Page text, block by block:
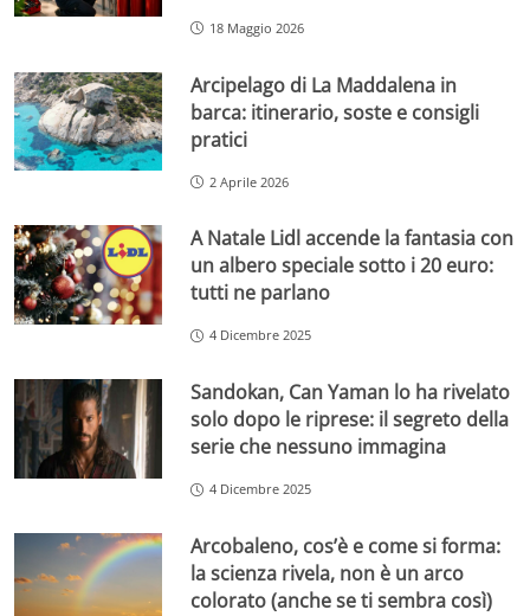
18 Maggio 2026
Arcipelago di La Maddalena in
barca: itinerario, soste e consigli
pratici
2 Aprile 2026
A Natale Lidl accende la fantasia con
un albero speciale sotto i 20 euro:
tutti ne parlano
4 Dicembre 2025
Sandokan, Can Yaman lo ha rivelato
solo dopo le riprese: il segreto della
serie che nessuno immagina
4 Dicembre 2025
Arcobaleno, cos’è e come si forma:
la scienza rivela, non è un arco
colorato (anche se ti sembra così)